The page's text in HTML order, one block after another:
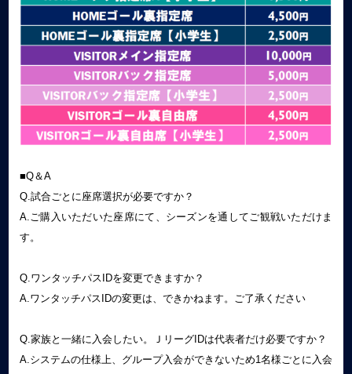
■Q＆A
Q.試合ごとに座席選択が必要ですか？
A.ご購入いただいた座席にて、シーズンを通してご観戦いただけま
す。
Q.ワンタッチパスIDを変更できますか？
A.ワンタッチパスIDの変更は、できかねます。ご了承ください
Q.家族と一緒に入会したい。ＪリーグIDは代表者だけ必要ですか？
A.システムの仕様上、グループ入会ができないため1名様ごとに入会